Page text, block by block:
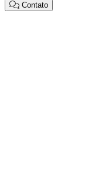
Contato